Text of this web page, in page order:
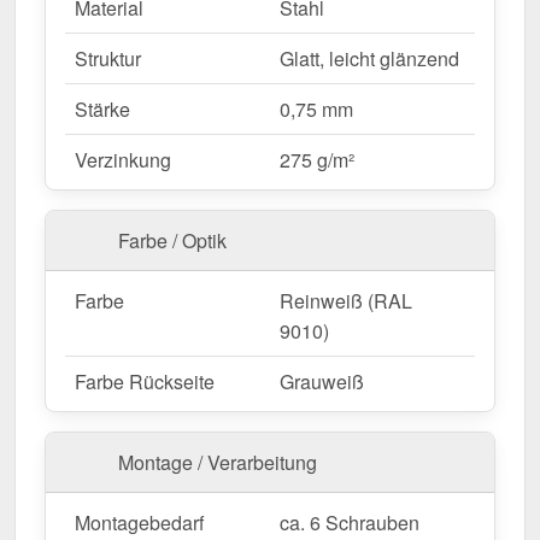
Feste Längen– 2,00 m, flexibel für Ihr
Bauprojekt.
Ideal für folgende Anwendungen:
Dach- & Wandanschlüsse
– Perfekte
Abdichtung für Übergänge an Fassaden &
Dächern.
Verkleidungen & Abdeckungen– Saubere
Übergänge für verschiedene Bauteile.
Garten- & Carportkonstruktionen
Schutzbleche für offene Überdachungen.
Gewerbebauten & Industrieanlagen
und langlebige Lösung für Hallen & Gebäude.
Landwirtschaftliche Gebäude
Witterungsbeständig für Stallungen &
Maschinenhallen.
Material
Stahl
Struktur
Glatt, leicht glänzend
Stärke
0,75 mm
Verzinkung
275 g/m²
Farbe / Optik
Farbe
Reinweiß (RAL
9010)
Farbe Rückseite
Grauweiß
Montage / Verarbeitung
Montagebedarf
ca. 6 Schrauben